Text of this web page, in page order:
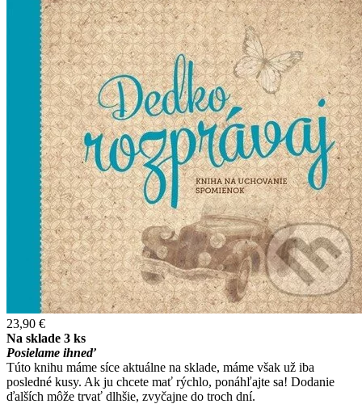
23,90 €
Na sklade 3 ks
Posielame ihneď
Túto knihu máme síce aktuálne na sklade, máme však už iba
posledné kusy. Ak ju chcete mať rýchlo, ponáhľajte sa! Dodanie
ďalších môže trvať dlhšie, zvyčajne do troch dní.